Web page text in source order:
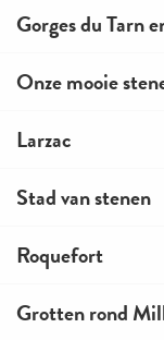
Gorges du Tarn
Onze mooie
Larzac
Stad van stenen
Roquefort
Grotten rond
du Tarn